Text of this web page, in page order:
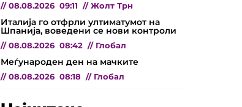
// 08.08.2026 09:11 // Жолт Трн
Италија го отфрли ултиматумот на
Шпанија, воведени се нови контроли
// 08.08.2026 08:42 // Глобал
Меѓународен ден на мачките
// 08.08.2026 08:18 // Глобал